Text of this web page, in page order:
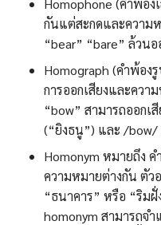
Homophone (คําพ้อง
กันแต่สะกดและความ
“bear” “bare” ล้วน
Homograph (คําพ้อ
การออกเสียงและควา
“bow” สามารถออกเ
(“ยิงธนู”) และ /bow/
Homonym หมายถึง
ความหมายต่างกัน ตัว
“ธนาคาร” หรือ “ริม
homonym สามารถจ